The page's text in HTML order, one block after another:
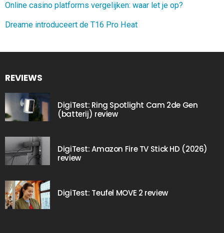
Online casino platforms vergelijken: waar let je op?
Dreame introduceert de T16 Pro Heat
REVIEWS
DigiTest: Ring Spotlight Cam 2de Gen
(batterij) review
DigiTest: Amazon Fire TV Stick HD (2026)
review
DigiTest: Teufel MOVE 2 review